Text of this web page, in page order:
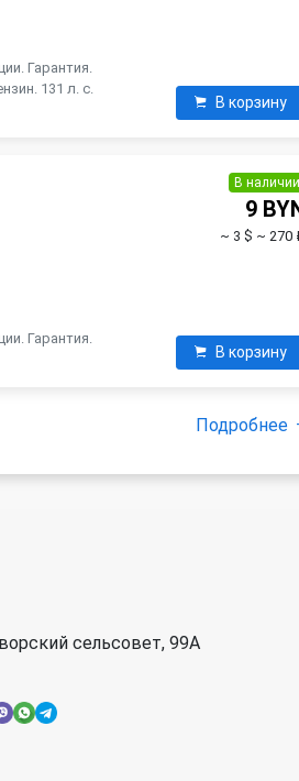
Гарантия.
131 л. с.
В корзину
Гарантия.
В наличии
9
~ 3 $ ~ 270
В корзину
Подробнее
сельсовет, 99А